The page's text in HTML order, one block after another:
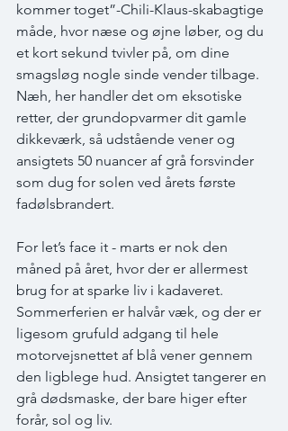
kommer toget”-Chili-Klaus-skabagtige
måde, hvor næse og øjne løber, og du
et kort sekund tvivler på, om dine
smagsløg nogle sinde vender tilbage.
Næh, her handler det om eksotiske
retter, der grundopvarmer dit gamle
dikkeværk, så udstående vener og
ansigtets 50 nuancer af grå forsvinder
som dug for solen ved årets første
fadølsbrandert.
For let’s face it - marts er nok den
måned på året, hvor der er allermest
brug for at sparke liv i kadaveret.
Sommerferien er halvår væk, og der er
ligesom grufuld adgang til hele
motorvejsnettet af blå vener gennem
den ligblege hud. Ansigtet tangerer en
grå dødsmaske, der bare higer efter
forår, sol og liv.